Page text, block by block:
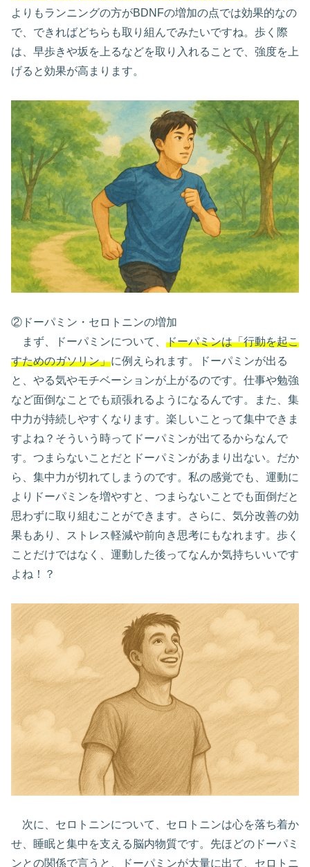
よりもランニングの方がBDNFの増加の点では効果的なの
で、できればどちらも取り組んでみたいですね。歩く際
は、早歩きや坂を上るなどを取り入れることで、強度を上
げると効果が高まります。
②ドーパミン・セロトニンの増加
まず、ドーパミンについて、 ドーパミンは「行動を起こ
すためのガソリン」に例えられます。ドーパミンが出る
と、やる気やモチベーションが上がるのです。仕事や勉強
など面倒なことでも頑張れるようになるんです。また、集
中力が持続しやすくなります。楽しいことって集中できま
すよね？そういう時ってドーパミンが出てるからなんで
す。つまらないことだとドーパミンがあまり出ない。だか
ら、集中力が切れてしまうのです。私の感覚でも、運動に
よりドーパミンを増やすと、つまらないことでも面倒だと
思わずに取り組むことができます。さらに、気分改善の効
果もあり、ストレス軽減や前向き思考にもなれます。歩く
ことだけではなく、運動した後ってなんか気持ちいいです
よね！？
次に、セロトニンについて、セロトニンは心を落ち着か
せ、睡眠と集中を支える脳内物質です。先ほどのドーパミ
ンとの関係で言うと、ドーパミンが大量に出て、セロトニ